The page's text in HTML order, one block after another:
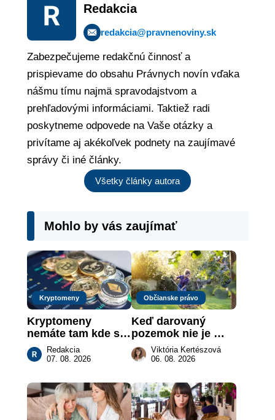
Redakcia
redakcia@pravnenoviny.sk
Zabezpečujeme redakčnú činnosť a
prispievame do obsahu Právnych novín vďaka
nášmu tímu najmä spravodajstvom a
prehľadovými informáciami. Taktiež radi
poskytneme odpovede na Vaše otázky a
privítame aj akékoľvek podnety na zaujímavé
správy či iné články.
Všetky články autora
Mohlo by vás zaujímať
Kryptomeny
Kryptomeny
nemáte tam kde si
myslíte: Viete, kde
sa naozaj
Redakcia
07. 08. 2026
Občianske právo
Keď darovaný
pozemok nie je
„hotová vec“: kedy
môže darca žiadať
Viktória Kertészová
06. 08. 2026